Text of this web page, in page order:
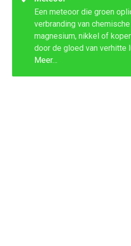
Een meteoor die groen
verbranding van
magnesium, nikkel of
door de gloed van verhitte
Meer…